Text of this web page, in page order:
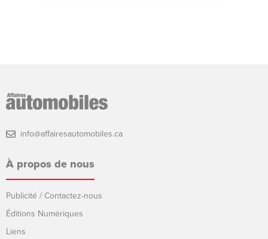
info@affairesautomobiles.ca
À propos de nous
Publicité / Contactez-nous
Éditions Numériques
Liens